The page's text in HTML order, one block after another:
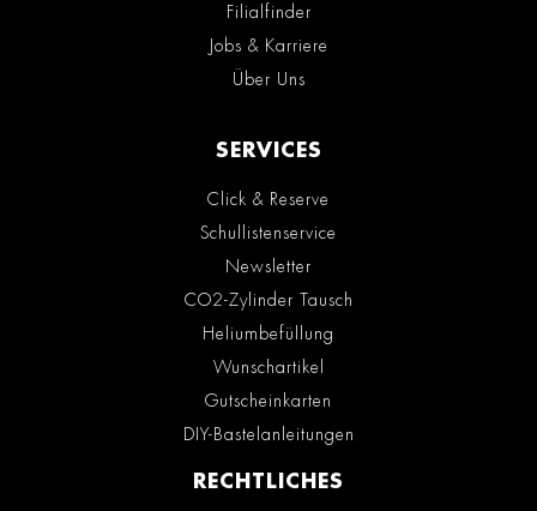
Filialfinder
Jobs & Karriere
Über Uns
SERVICES
Click & Reserve
Schullistenservice
Newsletter
CO2-Zylinder Tausch
Heliumbefüllung
Wunschartikel
Gutscheinkarten
DIY-Bastelanleitungen
RECHTLICHES